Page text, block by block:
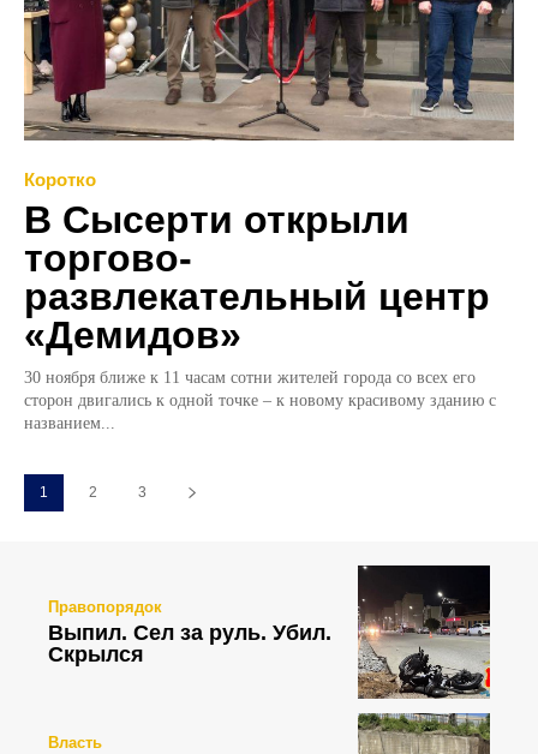
Коротко
В Сысерти открыли
торгово-
развлекательный центр
«Демидов»
30 ноября ближе к 11 часам сотни жителей города со всех его
сторон двигались к одной точке – к новому красивому зданию с
названием...
1 2 3
Правопорядок
Выпил. Сел за руль. Убил.
Скрылся
Власть